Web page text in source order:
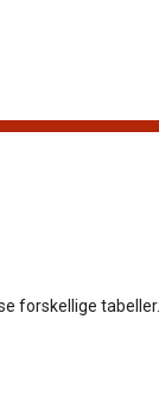
forskellige tabeller.